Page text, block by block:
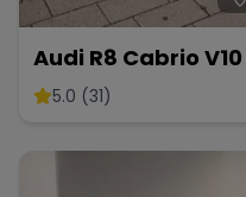
Audi R8 Cabrio V10
5.0 (31)